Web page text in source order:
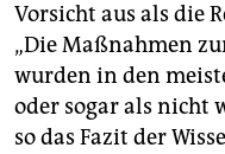
Vorsicht aus als die
„Die Maßnahmen
wurden in den
oder sogar als nicht
so das Fazit der